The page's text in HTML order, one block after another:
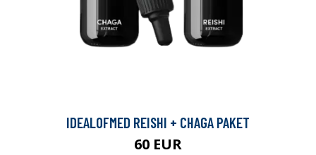
IDEALOFMED REISHI + CHAGA PAKET
60 EUR